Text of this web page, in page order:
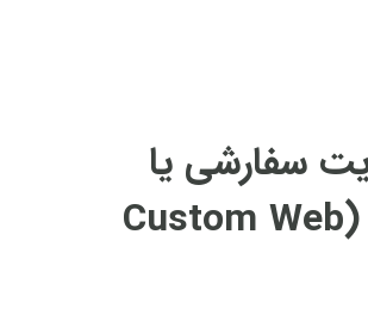
سفارشی یا
اختصاصی (Custom Web